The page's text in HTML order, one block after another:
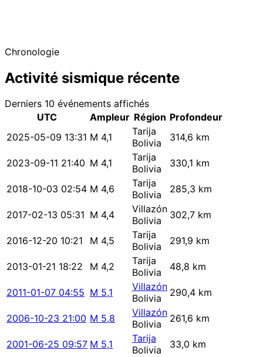
Chronologie
Activité sismique récente
Derniers 10 événements affichés
UTC
Ampleur Région Profondeur
2025-05-09 13:31 M 4,1
Tarija
Bolivia
314,6 km
2023-09-11 21:40 M 4,1
Tarija
Bolivia
330,1 km
2018-10-03 02:54 M 4,6
Tarija
Bolivia
285,3 km
2017-02-13 05:31 M 4,4
Villazón
Bolivia
302,7 km
2016-12-20 10:21 M 4,5
Tarija
Bolivia
291,9 km
2013-01-21 18:22 M 4,2
Tarija
Bolivia
48,8 km
2011-01-07 04:55 M 5,1
Villazón
Bolivia
290,4 km
2006-10-23 21:00 M 5,8
Villazón
Bolivia
261,6 km
2001-06-25 09:57 M 5,1
Tarija
Bolivia
33,0 km